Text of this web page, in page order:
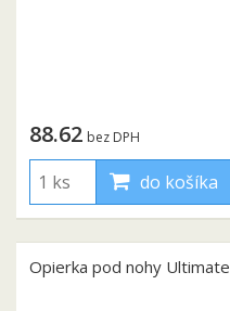
88.62 bez DPH
do košíka
Opierka pod nohy Ultimate